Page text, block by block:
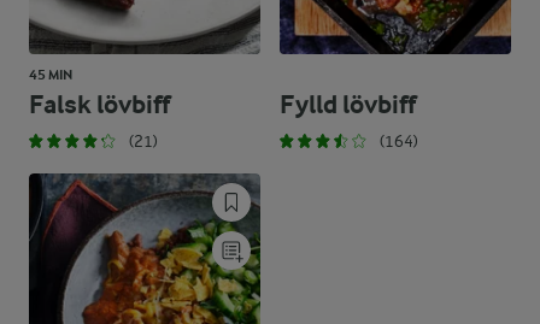
45 MIN
Falsk lövbiff
(21)
Fylld lövbiff
(164)